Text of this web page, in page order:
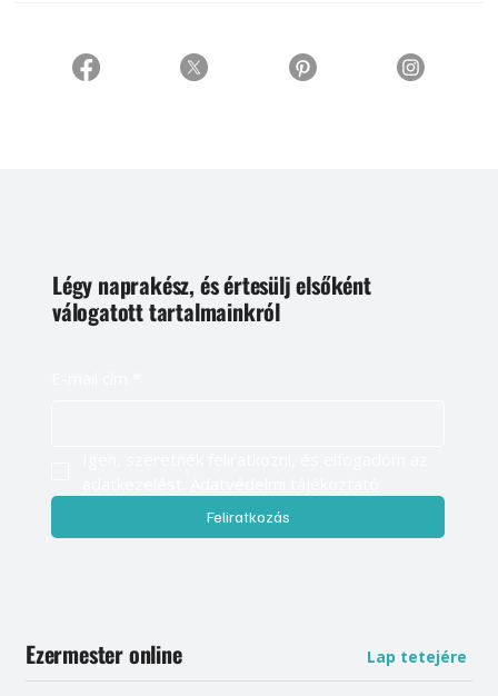
Légy naprakész, és értesülj elsőként
válogatott tartalmainkról
Feliratkozás
Ezermester online Lap tetejére